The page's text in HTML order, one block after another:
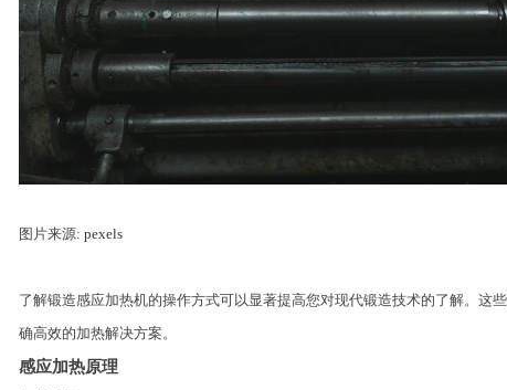
图片来源: pexels
了解锻造感应加热机的操作方式可以显著提高您对现代锻造技术的了解。这
确高效的加热解决方案。
感应加热原理